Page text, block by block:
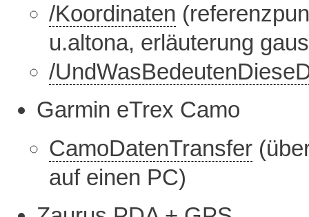
/Koordinaten
u.altona, erläuterung
/
Garmin eTrex Camo
CamoDatenTransfer
auf einen PC)